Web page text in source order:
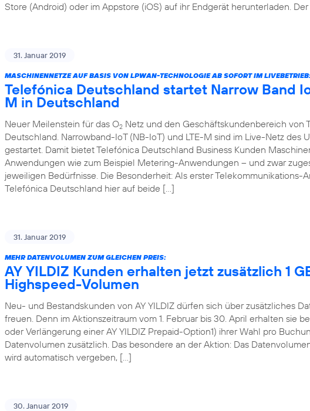
Store (Android) oder im Appstore (iOS) auf ihr Endgerät herunterladen.
31. Januar 2019
MASCHINENNETZE AUF BASIS VON LPWAN-TECHNOLOGIE AB SOFORT IM
Telefónica Deutschland startet Narrow Band
M in Deutschland
Neuer Meilenstein für das O2 Netz und den Geschäftskundenbereich von
Deutschland. Narrowband-IoT (NB-IoT) und LTE-M sind im Live-Netz des
gestartet. Damit bietet Telefónica Deutschland Business Kunden
Anwendungen wie zum Beispiel Metering-Anwendungen – und zwar
jeweiligen Bedürfnisse. Die Besonderheit: Als erster Telekommunikations-
Telefónica Deutschland hier auf beide […]
31. Januar 2019
MEHR DATENVOLUMEN ZUM GLEICHEN PREIS:
AY YILDIZ Kunden erhalten jetzt zusätzlich 1
Highspeed-Volumen
Neu- und Bestandskunden von AY YILDIZ dürfen sich über zusätzliches
freuen. Denn im Aktionszeitraum vom 1. Februar bis 30. April erhalten sie
oder Verlängerung einer AY YILDIZ Prepaid-Option1) ihrer Wahl pro
Datenvolumen zusätzlich. Das besondere an der Aktion: Das
wird automatisch vergeben, […]
30. Januar 2019